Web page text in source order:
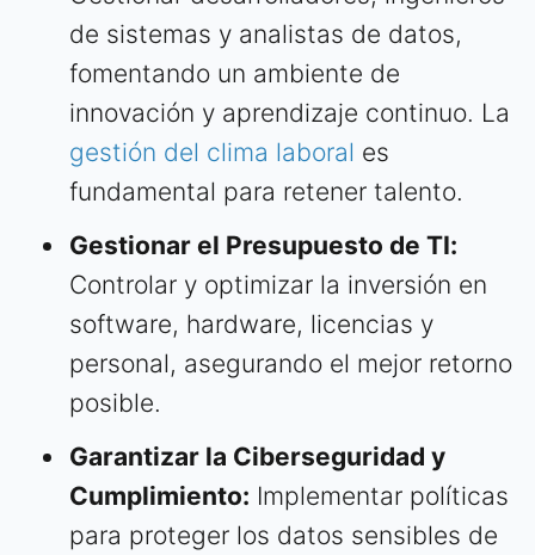
de sistemas y analistas de datos,
fomentando un ambiente de
innovación y aprendizaje continuo. La
gestión del clima laboral es
fundamental para retener talento.
Gestionar el Presupuesto de TI:
Controlar y optimizar la inversión en
software, hardware, licencias y
personal, asegurando el mejor retorno
posible.
Garantizar la Ciberseguridad y
Cumplimiento: Implementar políticas
para proteger los datos sensibles de